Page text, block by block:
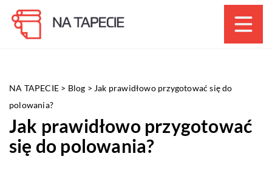
NA TAPECIE > Blog > Jak prawidłowo przygotować się do
polowania?
Jak prawidłowo przygotować
się do polowania?